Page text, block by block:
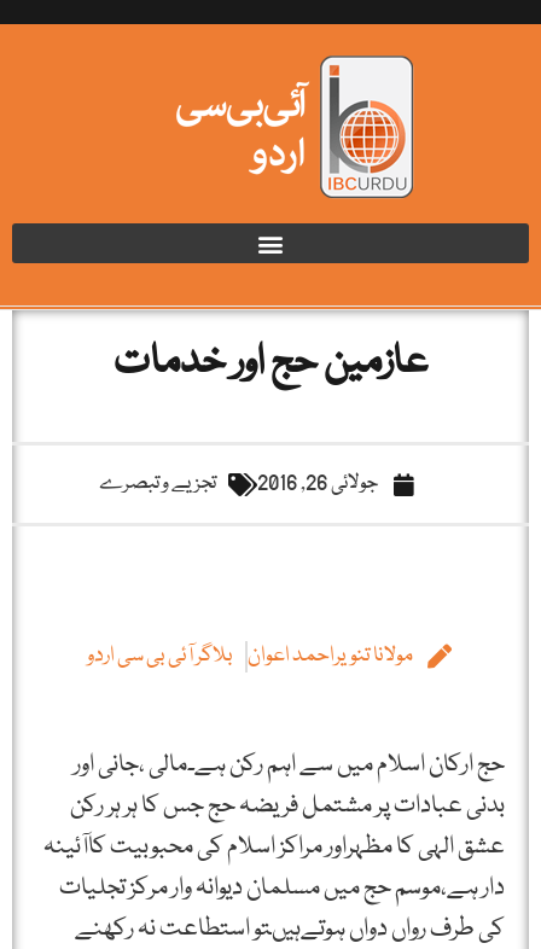
عازمین حج اور خدمات
جولائی 26, 2016 تجزیے و تبصرے
مولانا تنویراحمد اعوان بلاگر آئی بی سی اردو
حج ارکان اسلام میں سے اہم رکن ہے۔مالی ،جانی اور
بدنی عبادات پر مشتمل فریضہ حج جس کا ہر ہر رکن
عشق الہی کا مظہراور مراکز اسلام کی محبوبیت کاآئینہ
دار ہے،موسم حج میں مسلمان دیوانہ وار مرکز تجلیات
کی طرف رواں دواں ہوتےہیںتو استطاعت نہ رکھنے